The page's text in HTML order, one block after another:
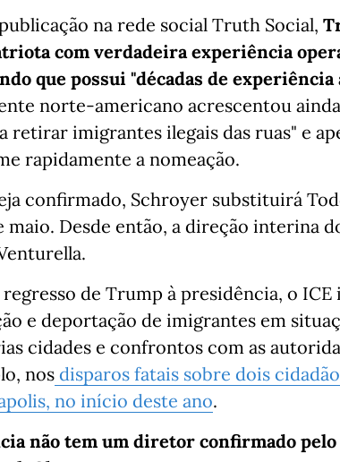
na rede social Truth Social,
com verdadeira experiência
que possui "décadas de
norte-americano acrescentou
retirar imigrantes ilegais das ruas" e
rapidamente a nomeação.
confirmado, Schroyer substituirá
maio. Desde então, a direção interina
de Trump à presidência, o
e deportação de imigrantes em
cidades e confrontos com as
nos disparos fatais sobre dois
no início deste ano.
não tem um diretor confirmado